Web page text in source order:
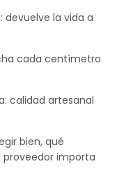
devuelve la vida a
cada centímetro
calidad artesanal
bien, qué
proveedor importa